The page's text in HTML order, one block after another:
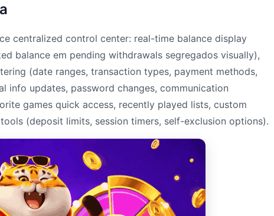
centralized control center: real-time balance display
balance em pending withdrawals segregados visually),
(date ranges, transaction types, payment methods,
info updates, password changes, communication
games quick access, recently played lists, custom
(deposit limits, session timers, self-exclusion options).